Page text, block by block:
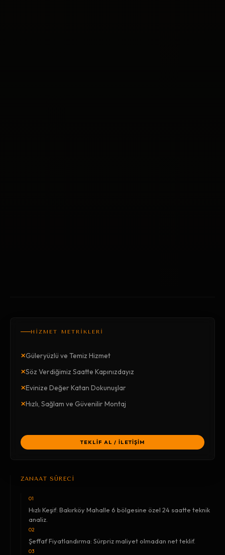
HİZMET METRİKLERİ
×Güleryüzlü ve Temiz Hizmet
×Söz Verdiğimiz Saatte Kapınızdayız
×Evinize Değer Katan Dokunuşlar
×Hızlı, Sağlam ve Güvenilir Montaj
TEKLİF AL / İLETİŞİM
ZANAAT SÜRECİ
01
Hızlı Keşif: Bakırköy Mahalle 6 bölgesine özel 24 saatte teknik
analiz.
02
Şeffaf Fiyatlandırma: Sürpriz maliyet olmadan net teklif.
03